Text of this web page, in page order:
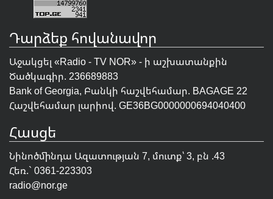
Դարձեք հովանավոր
Աջակցել «Radio - TV NOR» - ի աշխատանքին
Ծածկագիր. 236689883
Bank of Georgia, Բանկի հաշվեհամար. BAGAGE 22
Հաշվեհամար լարիով. GE36BG0000000694040400
Հասցե
Նինոծմինդա Ազատության 7, մուտք՝ 3, բն .43
Հեռ.` 0361-223303
radio@nor.ge